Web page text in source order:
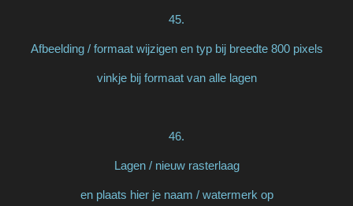
45.
Afbeelding / formaat wijzigen en typ bij breedte 800 pixels
vinkje bij formaat van alle lagen
46.
Lagen / nieuw rasterlaag
en plaats hier je naam / watermerk op